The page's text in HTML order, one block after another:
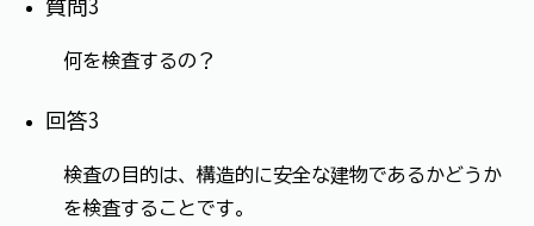
質問3
何を検査するの？
回答3
検査の目的は、構造的に安全な建物であるかどうか
を検査することです。